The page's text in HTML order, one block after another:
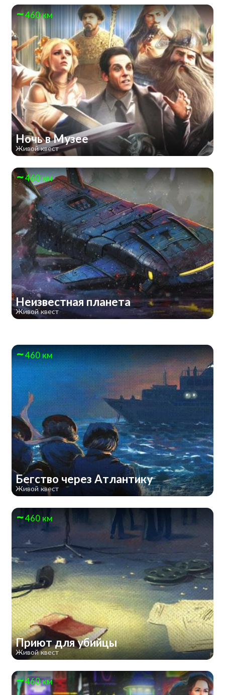
460 км
Ночь в Музее
Живой квест
460 км
Неизвестная планета
Живой квест
460 км
Бегство через Атлантику
Живой квест
460 км
Приют для убийцы
Живой квест
460 км